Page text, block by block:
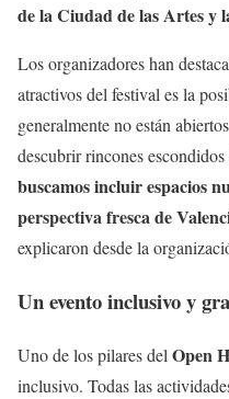
de la Ciudad de las Artes y
Los organizadores han
atractivos del festival es la
generalmente no están
descubrir rincones
buscamos incluir espacios
perspectiva fresca de
explicaron desde la
Un evento inclusivo y
Uno de los pilares del Open
inclusivo. Todas las